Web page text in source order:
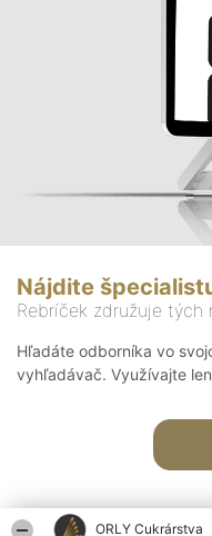
ORLY Cukrárstva
Nájdite
Rebríček združuje tých
Hľadáte odborníka vo
vyhľadávač. Využívajte